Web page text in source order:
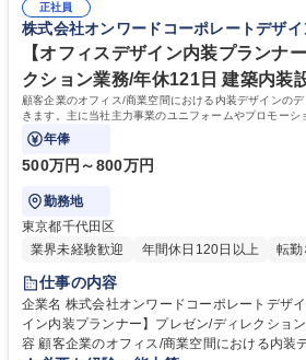
務分析・要件定義 ■データエンジニアリング ■
orce × データ基盤のAPI連携開発) 募集職種 【社内SE（DX推進）】シス
テム開発/SFA活用推進・IT戦略リーダー/月残
「戦略的な営業活動」や「組織的な知見の共有
度、システムを「0ベースで再構築」したいと
ステム改修ではなく、営業変革（DX）を通じ
ョンです 学歴・資格 学歴：大学院 大学 語学
正社員
株式会社オンワードコーポレートデザイ
【オフィスデザイン内装プランナ
クション業務/年休121日 建築内装
顧客企業のオフィス/商業空間における内装デザインの
きます。主に当社主力事業のユニフォームやプロモーシ
向けの空間提案となります。
年俸
500万円～800万円
勤務地
東京都千代田区
業界未経験歓迎
年間休日120日以上 転勤
仕事の内容
企業名 株式会社オンワードコーポレートデザイン 求人名 【オフィス
イン内装プランナー】プレゼン/ディレクション業務/
容 顧客企業のオフィス/商業空間における内装